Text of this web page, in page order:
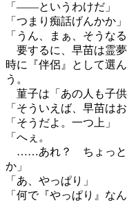
「――というわけだ」
「つまり痴話げんかか」
「うん、まぁ、そうなる
要するに、早苗は霊
時に『伴侶』として選
う。
菫子は「あの人も子供
「そういえば、早苗は
「そうだよ。一つ上」
「へぇ。
……あれ？ ちょっと
か」
「あ、やっぱり」
「何で『やっぱり』なん